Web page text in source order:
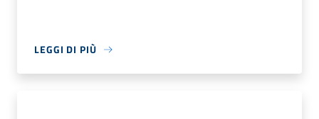
LEGGI DI PIÙ